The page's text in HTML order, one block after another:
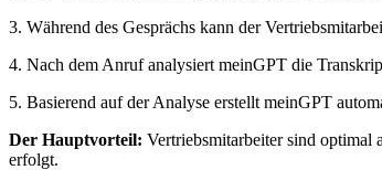
3. Während des Gesprächs kann der
4. Nach dem Anruf analysiert meinGPT die
5. Basierend auf der Analyse erstellt meinGPT
Der Hauptvorteil: Vertriebsmitarbeiter sind optimal
erfolgt.